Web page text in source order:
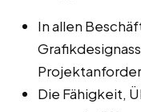
In allen
Die Fähigkeit,